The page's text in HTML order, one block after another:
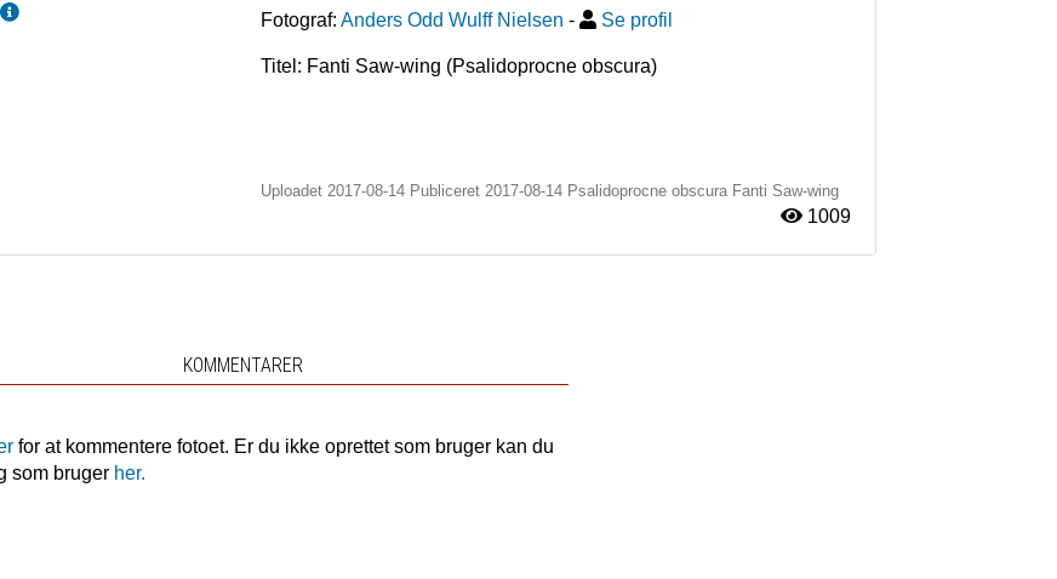
Fotograf: Anders Odd Wulff Nielsen - Se profil
Titel: Fanti Saw-wing (Psalidoprocne obscura)
Uploadet 2017-08-14 Publiceret 2017-08-14 Psalidoprocne obscura Fanti Saw-wing
1009
KOMMENTARER
for at kommentere fotoet. Er du ikke oprettet som bruger kan du
som bruger her.